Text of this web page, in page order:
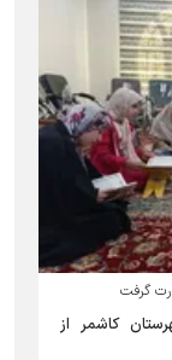
گرفت
۹ تا ۱۱ساله شهرستان کاشمر از